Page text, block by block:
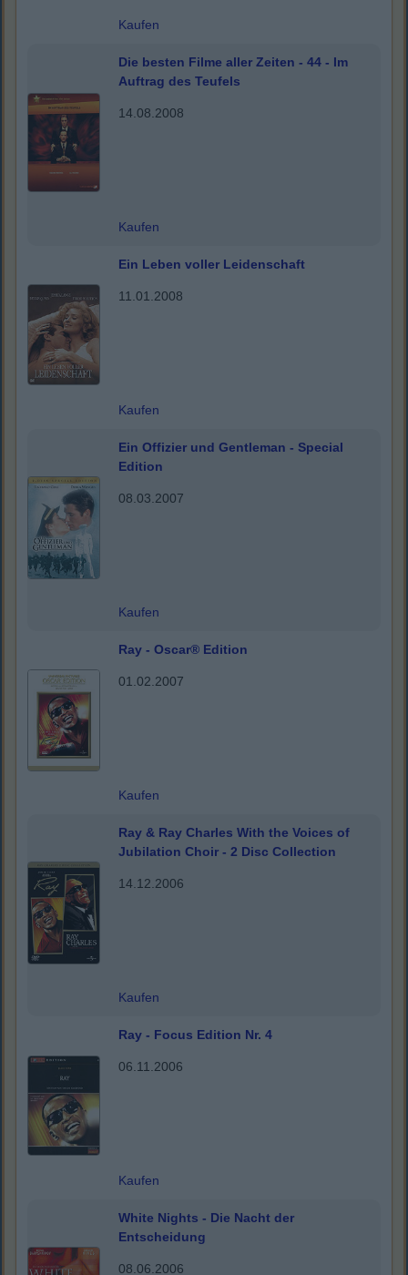
Kaufen
Die besten Filme aller Zeiten - 44 - Im
Auftrag des Teufels
14.08.2008
Kaufen
Ein Leben voller Leidenschaft
11.01.2008
Kaufen
Ein Offizier und Gentleman - Special
Edition
08.03.2007
Kaufen
Ray - Oscar® Edition
01.02.2007
Kaufen
Ray & Ray Charles With the Voices of
Jubilation Choir - 2 Disc Collection
14.12.2006
Kaufen
Ray - Focus Edition Nr. 4
06.11.2006
Kaufen
White Nights - Die Nacht der
Entscheidung
08.06.2006